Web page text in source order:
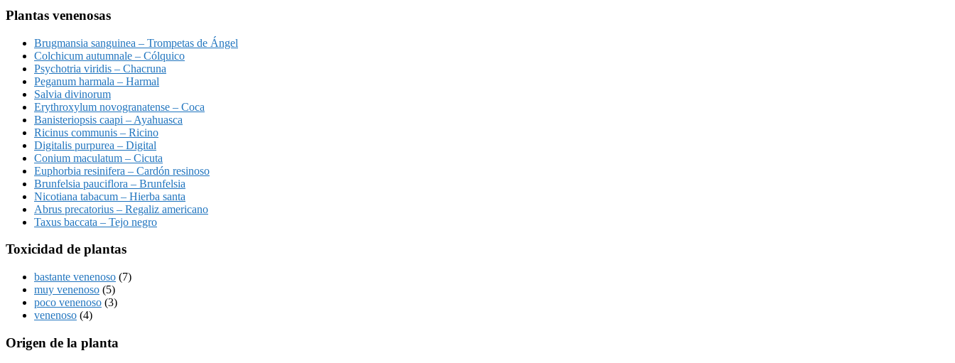
Plantas venenosas
Brugmansia sanguinea – Trompetas de Ángel
Colchicum autumnale – Cólquico
Psychotria viridis – Chacruna
Peganum harmala – Harmal
Salvia divinorum
Erythroxylum novogranatense – Coca
Banisteriopsis caapi – Ayahuasca
Ricinus communis – Ricino
Digitalis purpurea – Digital
Conium maculatum – Cicuta
Euphorbia resinifera – Cardón resinoso
Brunfelsia pauciflora – Brunfelsia
Nicotiana tabacum – Hierba santa
Abrus precatorius – Regaliz americano
Taxus baccata – Tejo negro
Toxicidad de plantas
bastante venenoso (7)
muy venenoso (5)
poco venenoso (3)
venenoso (4)
Origen de la planta